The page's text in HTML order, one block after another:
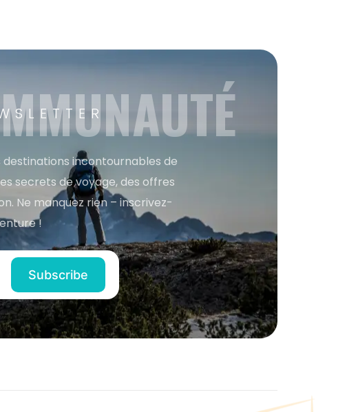
destinations incontournables de
secrets de voyage, des offres
Ne manquez rien – inscrivez-
!